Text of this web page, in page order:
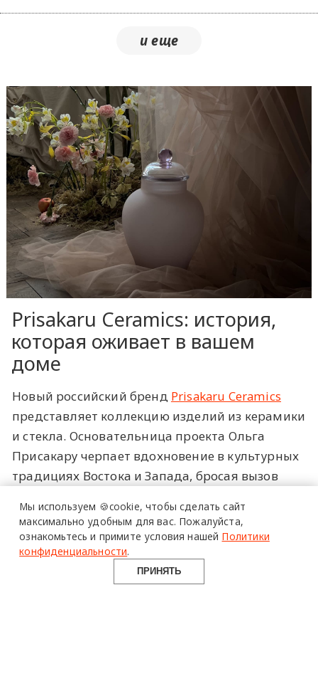
Prisakaru Ceramics: история,
которая оживает в вашем
доме
Новый российский бренд Prisakaru Ceramics
представляет коллекцию изделий из керамики
и стекла. Основательница проекта Ольга
Присакару черпает вдохновение в культурных
традициях Востока и Запада, бросая вызов
просто предметы интерьера, а «живые
свидетели» повседневной жизни, отражающие
характер и эстетику владельцев. Вазы Prisakaru
Ceramics — центральный элемент коллекции,
Мы используем 🍪cookie, чтобы сделать сайт
максимально удобным для вас. Пожалуйста,
ознакомьтесь и примите условия нашей Политики
конфиденциальности.
ПРИНЯТЬ